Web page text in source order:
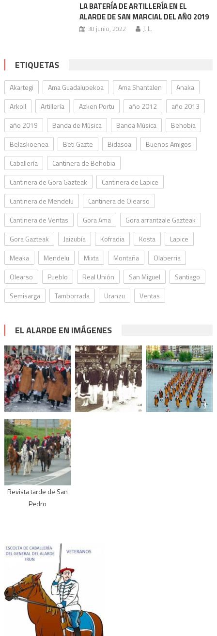
LA BATERÍA DE ARTILLERÍA EN EL
ALARDE DE SAN MARCIAL DEL AÑO 2019
30 junio, 2022 J. L.
ETIQUETAS
Akartegi Ama Guadalupekoa Ama Shantalen
Anaka
Arkoll
Artillería Azken Portu año 2012
año 2013
año 2019
Banda de Música Banda Música
Behobia
Belaskoenea
Beti Gazte Bidasoa
Buenos Amigos
Caballería
Cantinera de Behobia
Cantinera de Gora Gazteak
Cantinera de Lapice
Cantinera de Mendelu
Cantinera de Olearso
Cantinera de Ventas
Gora Ama
Gora arrantzale Gazteak
Gora Gazteak
Jaizubía Kofradia Kosta
Lapice
Meaka
Mendelu Mixta Montaña
Olaberria
Olearso
Pueblo Real Unión San Miguel
Santiago
Semisarga
Tamborrada Uranzu Ventas
EL ALARDE EN IMÁGENES
Revista tarde de San
Pedro